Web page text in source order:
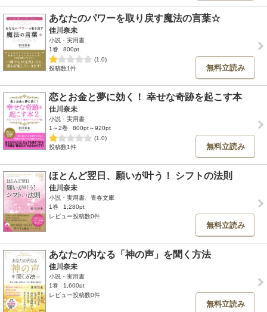
あなたのパワーを取り戻す魔法の言葉☆
佳川奈未
小説・実用書
1巻
800pt
(1.0)
投稿数1件
無料立読み
恋とお金と夢に効く！ 幸せな奇跡を起こす本
佳川奈未
小説・実用書
1～2巻
800pt～920pt
(1.0)
投稿数1件
無料立読み
ほとんど翌日、願いが叶う！ シフトの法則
佳川奈未
小説・実用書、青春文庫
1巻
1,280pt
レビュー投稿数0件
無料立読み
あなたの内なる「神の声」を聞く方法
佳川奈未
小説・実用書
1巻
1,600pt
レビュー投稿数0件
無料立読み